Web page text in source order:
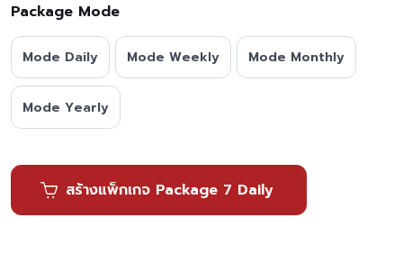
Package Mode
Mode Daily Mode Weekly Mode Monthly
Mode Yearly
สร้างแพ็กเกจ Package 7 Daily